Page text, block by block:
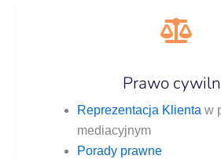
Prawo
Repre­zen­ta­cja Klien­ta w
mediacyjnym
Pora­dy prawne